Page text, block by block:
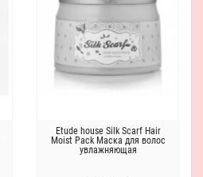
Etude house Silk Scarf Hair
Moist Pack Маска для волос
увлажняющая